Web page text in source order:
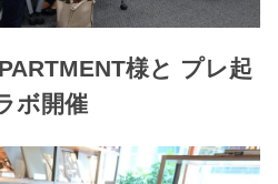
様と プレ起
ボ開催